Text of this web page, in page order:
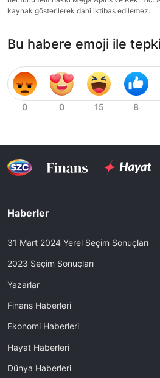
kaynak gösterilerek dahi iktibas edilemez.
Bu habere emoji ile
Haberler
31 Mart 2024 Yerel Seçim Sonuçları
2023 Seçim Sonuçları
Yazarlar
Finans Haberleri
Ekonomi Haberleri
Hayat Haberleri
Dünya Haberleri